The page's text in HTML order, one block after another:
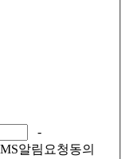
-
알림요청동의